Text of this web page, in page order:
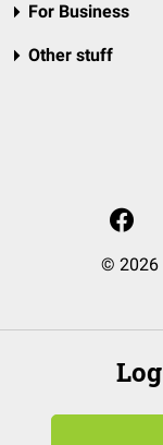
For Business
Other stuff
© 2026